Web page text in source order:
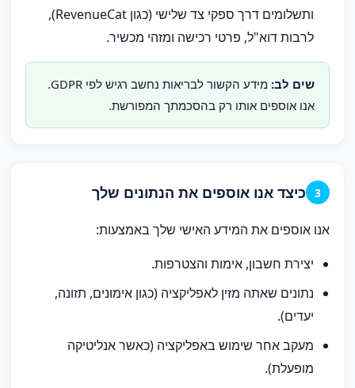
ותשלומים דרך ספקי צד שלישי (כגון RevenueCat),
לרבות דוא"ל, פרטי רכישה ומזהי מכשיר.
מידע הקשור לבריאות נחשב רגיש לפי GDPR.
אנו אוספים אותו רק בהסכמתך המפורשת.
3 כיצד אנו אוספים את הנתונים שלך
אנו אוספים את המידע האישי שלך באמצעות:
יצירת חשבון, אימות והצטרפות.
נתונים שאתה מזין לאפליקציה (כגון אימונים, תזונה,
יעדים).
מעקב אחר שימוש באפליקציה (כאשר אנליטיקה
מופעלת).